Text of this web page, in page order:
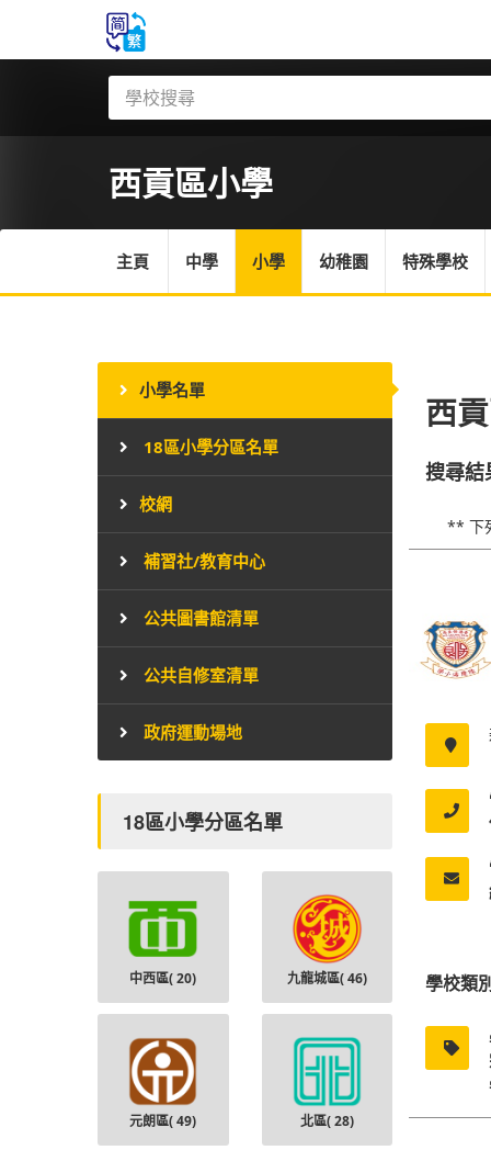
西貢區小學
主頁 中學 小學 幼稚園 特殊學校
西
搜尋結
** 下
學校類
小學名單
18區小學分區名單
校網
補習社/教育中心
公共圖書館清單
公共自修室清單
政府運動場地
18區小學分區名單
中西區(20) 九龍城區(46)
元朗區(49) 北區(28)